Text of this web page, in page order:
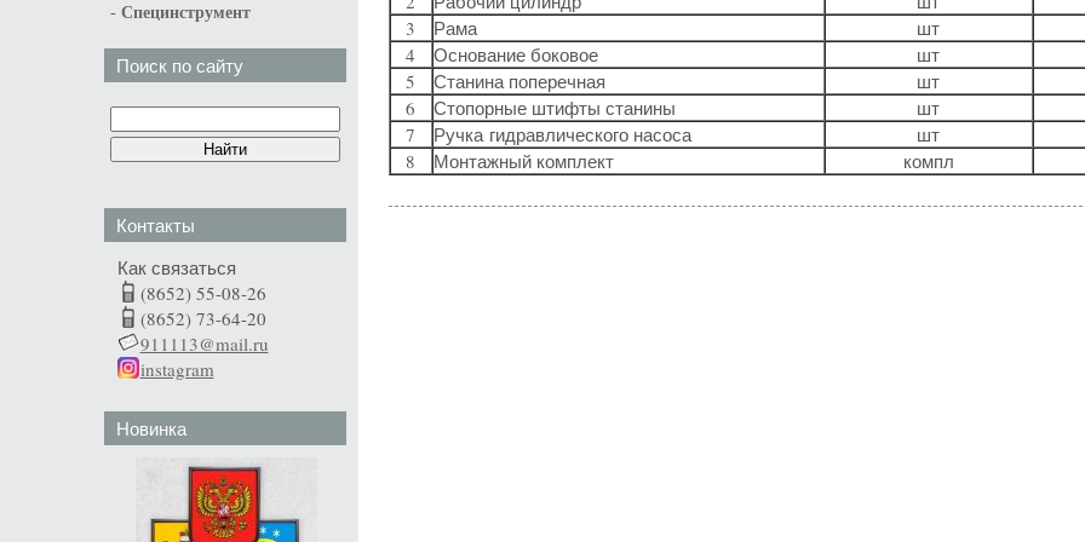
- Специнструмент
Поиск по сайту
Контакты
Как связаться
(8652) 55-08-26
(8652) 73-64-20
911113@mail.ru
instagram
Новинка
3
Рама шт
4
Основание боковое шт
5
Станина поперечная шт
6
Стопорные штифты станины шт
7
Ручка гидравлического насоса шт
8
Монтажный комплект компл